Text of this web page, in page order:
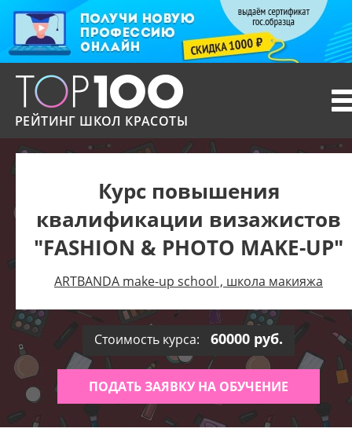
РЕЙТИНГ ШКОЛ КРАСОТЫ
Курс повышения
квалификации визажистов
"FASHION & PHOTO MAKE-UP"
ARTBANDA make-up school , школа макияжа
Стоимость курса: 60000 руб.
ПОДАТЬ ЗАЯВКУ НА ОБУЧЕНИЕ